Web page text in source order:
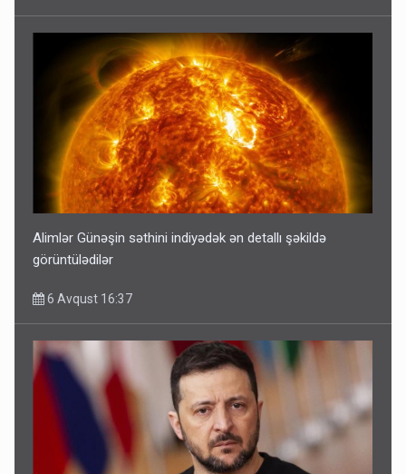
Alimlər Günəşin səthini indiyədək ən detallı şəkildə
görüntülədilər
6 Avqust 16:37